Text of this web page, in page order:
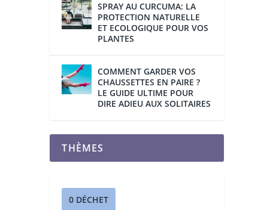
SPRAY AU CURCUMA: LA
PROTECTION NATURELLE
ET ECOLOGIQUE POUR VOS
PLANTES
COMMENT GARDER VOS
CHAUSSETTES EN PAIRE ?
LE GUIDE ULTIME POUR
DIRE ADIEU AUX SOLITAIRES
THÈMES
0 DÉCHET